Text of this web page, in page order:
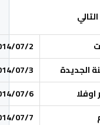
07/2
الجديدة
07/3
اوفلا
07/6
07/7